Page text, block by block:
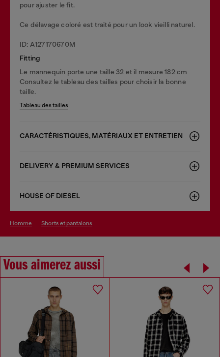
pour ajuster le fit.
Ce délavage coloré est traité pour un look vieilli naturel.
ID: A127170670M
Fitting
Le mannequin porte une taille 32 et il mesure 182 cm
Consultez le tableau des tailles pour choisir la bonne
taille.
Tableau des tailles
CARACTÉRISTIQUES, MATÉRIAUX ET ENTRETIEN
DELIVERY & PREMIUM SERVICES
HOUSE OF DIESEL
homme shorts et pantalons
Vous aimerez aussi